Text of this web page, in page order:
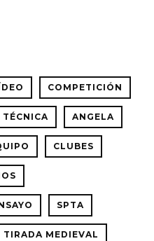
COMPETICIÓN
TÉCNICA ANGELA
CLUBES
SPTA
TIRADA MEDIEVAL